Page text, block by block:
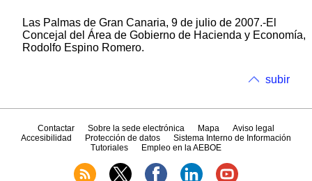
Las Palmas de Gran Canaria, 9 de julio de 2007.-El
Concejal del Área de Gobierno de Hacienda y Economía,
Rodolfo Espino Romero.
subir
Contactar Sobre la sede electrónica Mapa
Aviso legal
Accesibilidad
Protección de datos
Sistema Interno de Información
Tutoriales
Empleo en la AEBOE